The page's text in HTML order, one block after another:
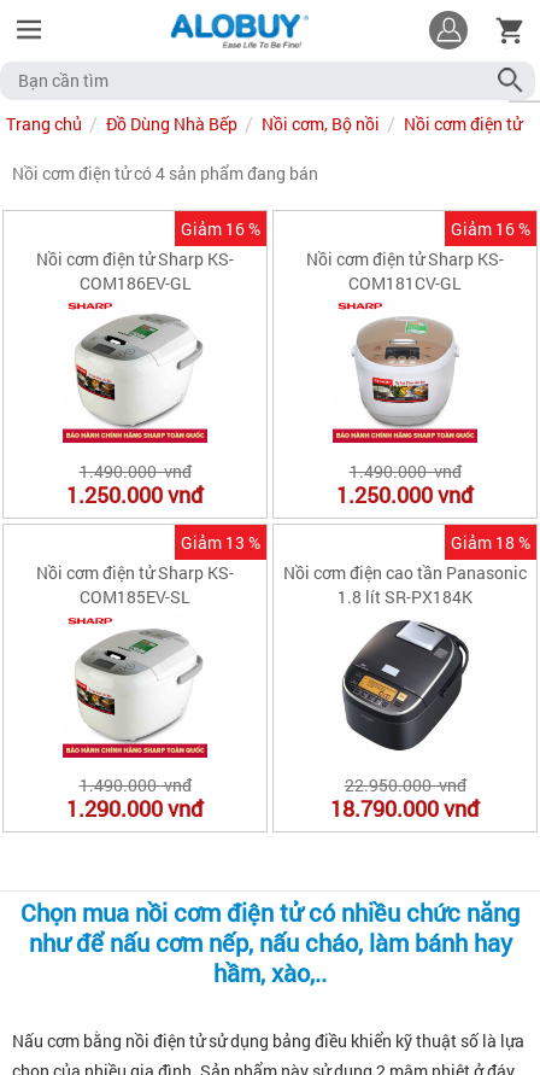
Trang chủ Đồ Dùng Nhà Bếp Nồi cơm, Bộ nồi Nồi cơm điện tử
Nồi cơm điện tử có 4 sản phẩm đang bán
Nồi cơm điện tử Sharp KS-
COM186EV-GL
1.490.000 vnđ
1.250.000vnđ
Giảm 16 %
Nồi cơm điện tử Sharp KS-
COM181CV-GL
1.490.000 vnđ
1.250.000vnđ
Giảm 16 %
Nồi cơm điện tử Sharp KS-
COM185EV-SL
1.490.000 vnđ
1.290.000vnđ
Giảm 13 %
Nồi cơm điện cao tần Panasonic
1.8 lít SR-PX184K
22.950.000 vnđ
18.790.000vnđ
Giảm 18 %
Chọn mua nồi cơm điện tử có nhiều chức năng
như để nấu cơm nếp, nấu cháo, làm bánh hay
hầm, xào,..
Nấu cơm bằng nồi điện tử sử dụng bảng điều khiển kỹ thuật số là lựa